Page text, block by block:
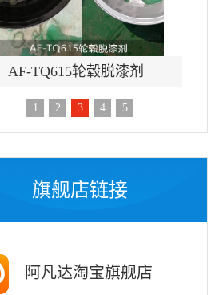
AF-TQ612强力刷涂脱漆剂
1 2 3 4 5
旗舰店链接
阿凡达淘宝旗舰店